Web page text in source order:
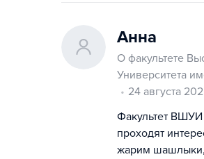
Анна
О факультете
Университета
24 августа
Факультет
проходят
жарим шашлыки,